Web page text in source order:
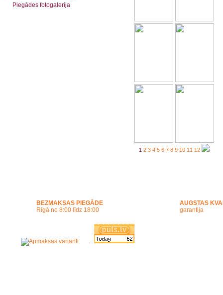
Piegādes fotogalerija
1 2 3 4 5 6 7 8 9 10 11 12
BEZMAKSAS PIEGĀDE
Rīgā no 8:00 līdz 18:00
AUGSTAS
garantija